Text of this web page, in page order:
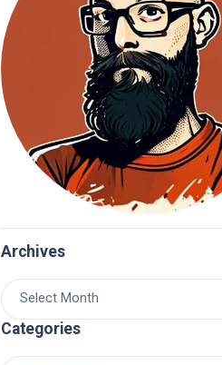
Archives
Categories